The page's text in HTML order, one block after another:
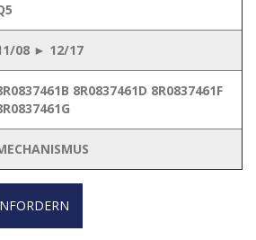
08 ► 12/17
8R0837461D 8R0837461F